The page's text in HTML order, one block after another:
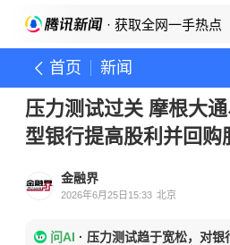
· 获取全网一手热点
首页 新闻
压力测试过关 摩根大
型银行提高股利并回购
金融界
2026年6月25日15:33 北京
问AI · 压力测试趋于宽松，对银